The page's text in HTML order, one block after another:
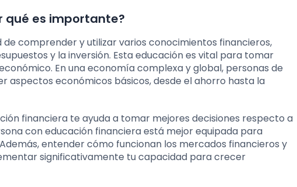
qué es importante?
comprender y utilizar varios conocimientos financieros,
y la inversión. Esta educación es vital para tomar
En una economía complexa y global, personas de
aspectos económicos básicos, desde el ahorro hasta la
financiera te ayuda a tomar mejores decisiones respecto a
con educación financiera está mejor equipada para
entender cómo funcionan los mercados financieros y
significativamente tu capacidad para crecer